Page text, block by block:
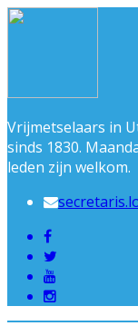
Vrijmetselaars in
sinds 1830.
leden zijn welkom.